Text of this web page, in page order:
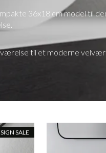
36x18 cm model til
til et moderne
SALE